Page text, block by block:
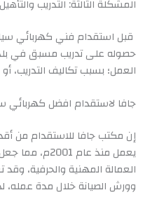
المشكلة الثالثة: التدريب والتأهيل
قبل استقدام فني كهربائي
حصوله على تدريب مسبق في
العمل؛ بسبب تكاليف التدريب،
جافا لاستقدام افضل كهربائي
إن مكتب جافا للاستقدام من
يعمل منذ عام
العمالة المهنية والحرفية،
وورش الصيانة خلال مدة عمله،